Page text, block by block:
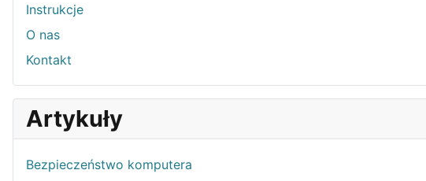
Instrukcje
O nas
Kontakt
Artykuły
Bezpieczeństwo komputera